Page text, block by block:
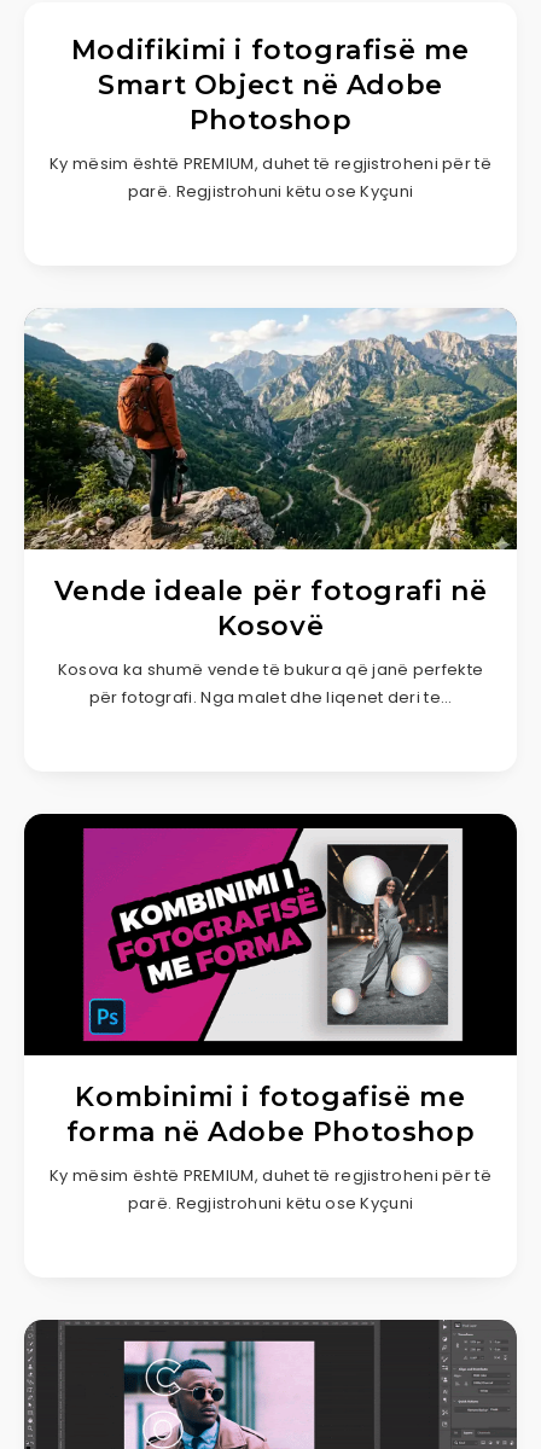
Modifikimi i fotografisë me
Smart Object në Adobe
Photoshop
Ky mësim është PREMIUM, duhet të regjistroheni për të
parë. Regjistrohuni këtu ose Kyçuni
Vende ideale për fotografi në
Kosovë
Kosova ka shumë vende të bukura që janë perfekte
për fotografi. Nga malet dhe liqenet deri te…
Kombinimi i fotogafisë me
forma në Adobe Photoshop
Ky mësim është PREMIUM, duhet të regjistroheni për të
parë. Regjistrohuni këtu ose Kyçuni